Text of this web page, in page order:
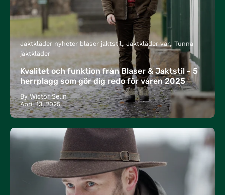
Jaktkläder nyheter blaser jaktstil Jaktkläder vår Tunna
jaktkläder
Kvalitet och funktion från Blaser & Jaktstil - 5
herrplagg som gör dig redo för våren 2025
By Wictor Selin
April 13, 2025